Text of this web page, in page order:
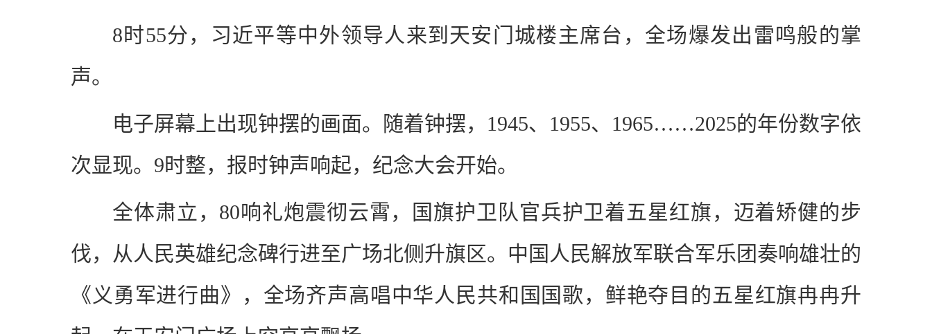
8时55分，习近平等中外领导人来到天安门城楼主席台，全场爆发出雷鸣般的掌
声。
电子屏幕上出现钟摆的画面。随着钟摆，1945、1955、1965……2025的年份数字依
次显现。9时整，报时钟声响起，纪念大会开始。
全体肃立，80响礼炮震彻云霄，国旗护卫队官兵护卫着五星红旗，迈着矫健的步
伐，从人民英雄纪念碑行进至广场北侧升旗区。中国人民解放军联合军乐团奏响雄壮的
《义勇军进行曲》，全场齐声高唱中华人民共和国国歌，鲜艳夺目的五星红旗冉冉升